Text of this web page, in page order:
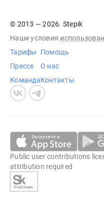
© 2013 — 2026. Stepik
Наши условия
Тарифы
Прессе
Команда
Помощь
О нас
Контакты
Public user contributions
attribution required